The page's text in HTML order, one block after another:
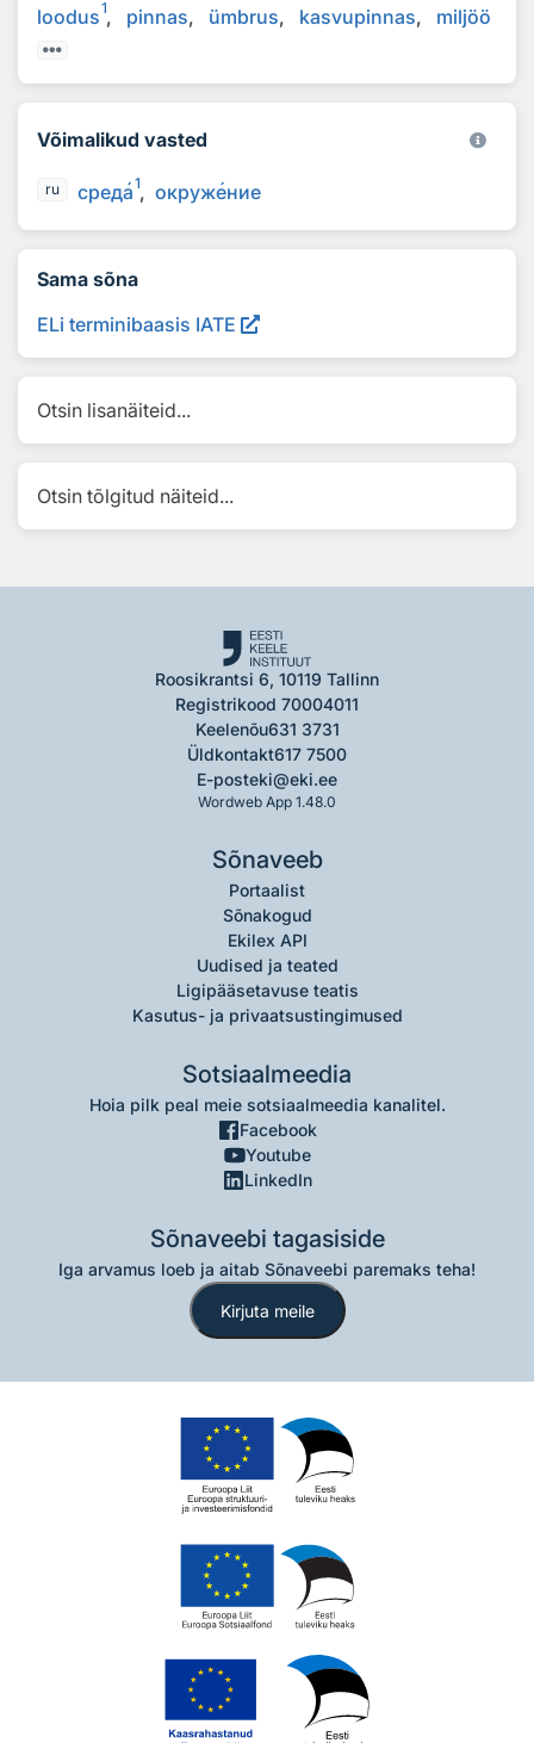
loodus1 pinnas ümbrus kasvupinnas miljöö
Võimalikud vasted
ru среда1 окружение
Sama sõna
ELi terminibaasis IATE
Otsin lisanäiteid...
Otsin tõlgitud näiteid...
Roosikrantsi 6, 10119 Tallinn
Registrikood 70004011
Keelenõu631 3731
Üldkontakt617 7500
E-posteki@eki.ee
Wordweb App 1.48.0
Sõnaveeb
Portaalist
Sõnakogud
Ekilex API
Uudised ja teated
Ligipääsetavuse teatis
Kasutus- ja privaatsustingimused
Sotsiaalmeedia
Hoia pilk peal meie sotsiaalmeedia kanalitel.
Facebook
Youtube
LinkedIn
Sõnaveebi tagasiside
Iga arvamus loeb ja aitab Sõnaveebi paremaks teha!
Kirjuta meile